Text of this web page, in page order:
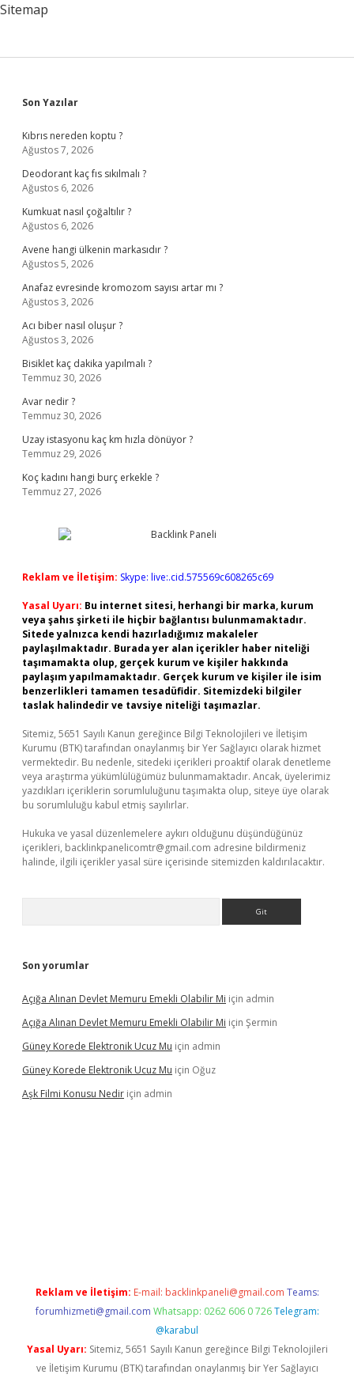
Sitemap
Sidebar
Son Yazılar
Kıbrıs nereden koptu ?
Ağustos 7, 2026
Deodorant kaç fıs sıkılmalı ?
Ağustos 6, 2026
Kumkuat nasıl çoğaltılır ?
Ağustos 6, 2026
Avene hangi ülkenin markasıdır ?
Ağustos 5, 2026
Anafaz evresinde kromozom sayısı artar mı ?
Ağustos 3, 2026
Acı biber nasıl oluşur ?
Ağustos 3, 2026
Bisiklet kaç dakika yapılmalı ?
Temmuz 30, 2026
Avar nedir ?
Temmuz 30, 2026
Uzay istasyonu kaç km hızla dönüyor ?
Temmuz 29, 2026
Koç kadını hangi burç erkekle ?
Temmuz 27, 2026
Reklam ve İletişim: Skype: live:.cid.575569c608265c69
Yasal Uyarı: Bu internet sitesi, herhangi bir marka, kurum
veya şahıs şirketi ile hiçbir bağlantısı bulunmamaktadır.
Sitede yalnızca kendi hazırladığımız makaleler
paylaşılmaktadır. Burada yer alan içerikler haber niteliği
taşımamakta olup, gerçek kurum ve kişiler hakkında
paylaşım yapılmamaktadır. Gerçek kurum ve kişiler ile isim
benzerlikleri tamamen tesadüfidir. Sitemizdeki bilgiler
taslak halindedir ve tavsiye niteliği taşımazlar.
Sitemiz, 5651 Sayılı Kanun gereğince Bilgi Teknolojileri ve İletişim
Kurumu (BTK) tarafından onaylanmış bir Yer Sağlayıcı olarak hizmet
vermektedir. Bu nedenle, sitedeki içerikleri proaktif olarak denetleme
veya araştırma yükümlülüğümüz bulunmamaktadır. Ancak, üyelerimiz
yazdıkları içeriklerin sorumluluğunu taşımakta olup, siteye üye olarak
bu sorumluluğu kabul etmiş sayılırlar.
Hukuka ve yasal düzenlemelere aykırı olduğunu düşündüğünüz
içerikleri, backlinkpanelicomtr@gmail.com adresine bildirmeniz
halinde, ilgili içerikler yasal süre içerisinde sitemizden kaldırılacaktır.
Son yorumlar
Açığa Alınan Devlet Memuru Emekli Olabilir Mi için admin
Açığa Alınan Devlet Memuru Emekli Olabilir Mi için Şermin
Güney Korede Elektronik Ucuz Mu için admin
Güney Korede Elektronik Ucuz Mu için Oğuz
Aşk Filmi Konusu Nedir için admin
Reklam ve İletişim: E-mail: backlinkpaneli@gmail.com Teams:
forumhizmeti@gmail.com Whatsapp: 0262 606 0 726 Telegram:
@karabul
Yasal Uyarı: Sitemiz, 5651 Sayılı Kanun gereğince Bilgi Teknolojileri
ve İletişim Kurumu (BTK) tarafından onaylanmış bir Yer Sağlayıcı